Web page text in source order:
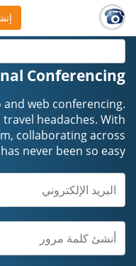
Conferencing
web conferencing.
headaches. ​​​​​​​With
collaborating across
never been so easy.